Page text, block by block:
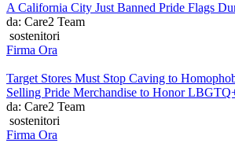
A California City Just Banned Pride Flags
da: Care2 Team
sostenitori
Firma Ora
Target Stores Must Stop Caving to
Selling Pride Merchandise to Honor
da: Care2 Team
sostenitori
Firma Ora